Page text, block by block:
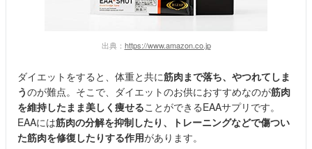
出典： https://www.amazon.co.jp
ダイエットをすると、体重と共に筋肉まで落ち、やつれてしま
うのが難点。そこで、ダイエットのお供におすすめなのが筋肉
を維持したまま美しく痩せることができるEAAサプリです。
EAAには筋肉の分解を抑制したり、トレーニングなどで傷つい
た筋肉を修復したりする作用があります。